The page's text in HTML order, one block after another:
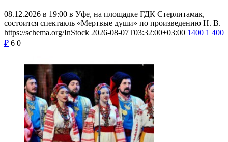
08.12.2026 в 19:00 в Уфе, на площадке ГДК Стерлитамак,
состоится спектакль «Мертвые души» по произведению Н. В.
https://schema.org/InStock 2026-08-07T03:32:00+03:00 1400 1 400
₽ 6 0